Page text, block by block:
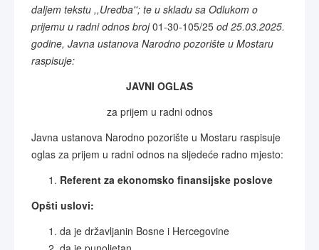
daljem tekstu ,,Uredba''; te u skladu sa Odlukom o
prijemu u radni odnos broj01-30-105/25 od 25.03.2025.
godine, Javna ustanova Narodno pozorište u Mostaru
raspisuje:
JAVNI OGLAS
za prijem u radni odnos
Javna ustanova Narodno pozorište u Mostaru raspisuje
oglas za prijem u radni odnos na sljedeće radno mjesto:
Referent za ekonomsko finansijske poslove
Opšti uslovi:
da je državljanin Bosne i Hercegovine